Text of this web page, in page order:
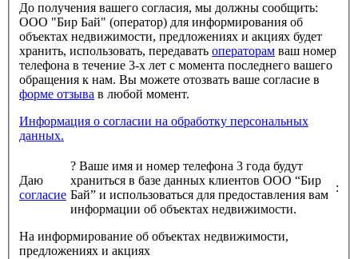
До получения вашего согласия, мы должны сообщить:
ООО "Бир Бай" (оператор) для информирования об
объектах недвижимости, предложениях и акциях будет
хранить, использовать, передавать операторам
телефона в течение 3-х лет с момента последнего вашего
обращения к нам. Вы можете отозвать ваше согласие в
форме отзыва
в любой момент.
Информация о согласии на обработку персональных
данных.
Даю
согласие
? Ваше имя и номер телефона 3 года будут
храниться в базе данных клиентов ООО “Бир
Бай” и использоваться для предоставления вам
информации об объектах недвижимости.
:
На информирование об объектах недвижимости,
предложениях и акциях